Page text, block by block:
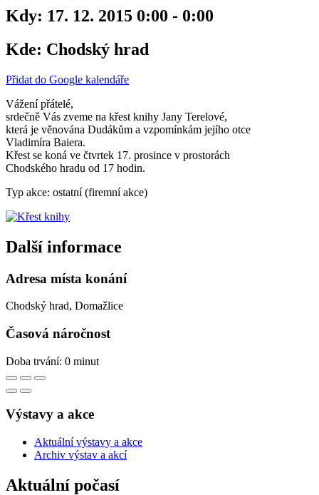
Kdy: 17. 12. 2015 0:00 - 0:00
Kde: Chodský hrad
Přidat do Google kalendáře
Vážení přátelé,
srdečně Vás zveme na křest knihy Jany Terelové,
která je věnována Dudákům a vzpomínkám jejího otce
Vladimíra Baiera.
Křest se koná ve čtvrtek 17. prosince v prostorách
Chodského hradu od 17 hodin.
Typ akce: ostatní (firemní akce)
Další informace
Adresa místa konání
Chodský hrad, Domažlice
Časová náročnost
Doba trvání: 0 minut
Výstavy a akce
Aktuální výstavy a akce
Archiv výstav a akcí
Aktuální počasí